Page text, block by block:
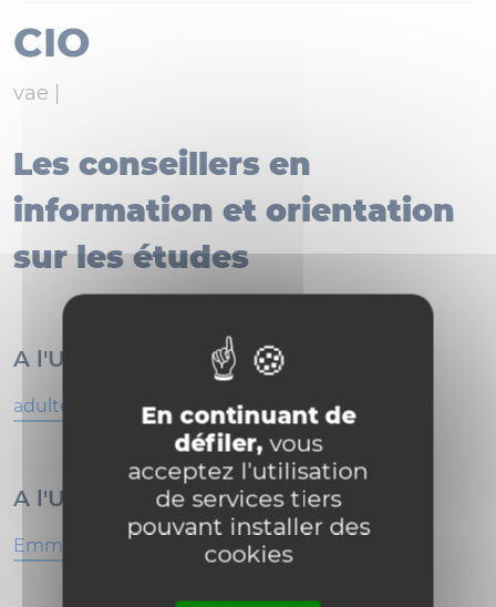
En continuant de
défiler,vous
acceptez l'utilisation
de services tiers
pouvant installer des
cookies
CIO
vae |
Les conseillers en
information et orientation
sur les études
A l'UCLouvain Louvain-la-Neuve :
adultes-cio@uclouvain.be
A l'UCLouvain Mons :
Emmanuelle Petit